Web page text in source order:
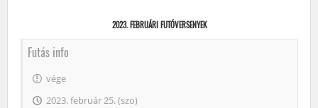
2023. FEBRUÁRI FUTÓVERSENYEK
Futás info
vége
2023. február 25. (szo)